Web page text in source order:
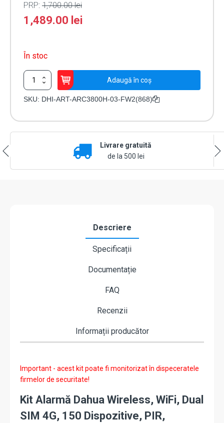
PRP: 1,700.00lei
1,489.00 lei
În stoc
Cantitate
Kit
alarma
Adaugă în coș
SKU: DHI-ART-ARC3800H-03-FW2(868)
Livrare gratuită
de la 500 lei
Descriere
Specificații
Documentație
FAQ
Recenzii
Informații producător
Important - acest kit poate fi monitorizat în dispeceratele
firmelor de securitate!
Kit Alarmă Dahua Wireless, WiFi, Dual
SIM 4G, 150 Dispozitive, PIR,